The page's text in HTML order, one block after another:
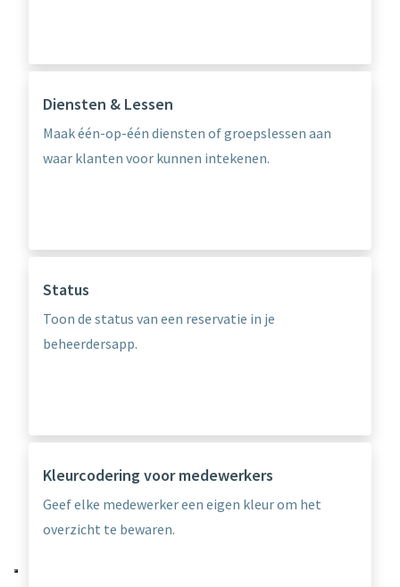
Diensten & Lessen
Maak één-op-één diensten of groepslessen aan
waar klanten voor kunnen intekenen.
Status
Toon de status van een reservatie in je
beheerdersapp.
Kleurcodering voor medewerkers
Geef elke medewerker een eigen kleur om het
overzicht te bewaren.